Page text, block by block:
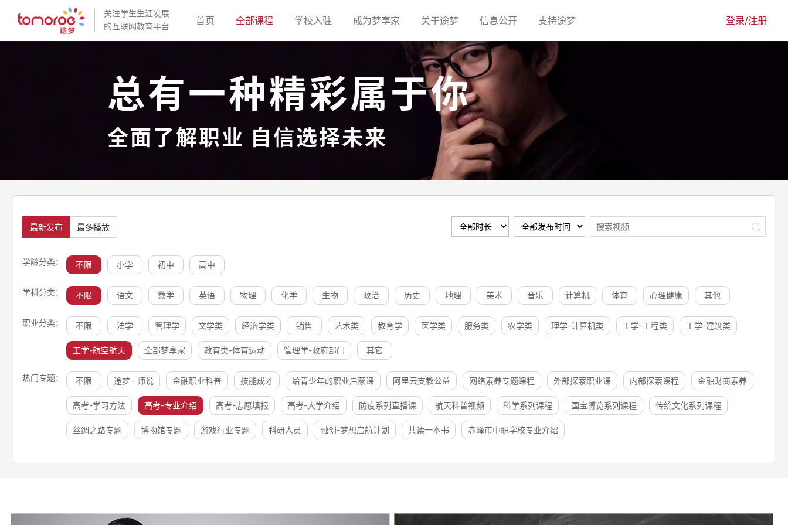
关注学生生涯发展
的互联网教育平台
首页(current)全部课程(current)学校入驻(current)成为梦享家(current)关于途梦(current)信息公开(current)支持途梦(current) 登录/注册
总有一种精彩属于你
全面了解职业 自信选择未来
最新发布 最多播放
学龄分类： 不限 小学 初中 高中
学科分类： 不限 语文 数学 英语 物理 化学 生物 政治 历史 地理 美术 音乐 计算机 体育 心理健康 其他
职业分类： 不限 法学 管理学 文学类 经济学类 销售 艺术类 教育学 医学类 服务类 农学类 理学-计算机类 工学-工程类 工学-建筑类
工学-航空航天 全部梦享家 教育类-体育运动 管理学-政府部门 其它
热门专题： 不限 途梦 · 师说 金融职业科普 技能成才 给青少年的职业启蒙课 阿里云支教公益 网络素养专题课程 外部探索职业课 内部探索课程 金融财商素养
高考-学习方法 高考-专业介绍 高考-志愿填报 高考-大学介绍 防疫系列直播课 航天科普视频 科学系列课程 国宝博览系列课程 传统文化系列课程
丝绸之路专题 博物馆专题 游戏行业专题 科研人员 融创-梦想启航计划 共读一本书 赤峰市中职学校专业介绍